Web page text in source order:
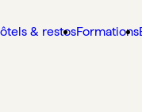
& restosFormations